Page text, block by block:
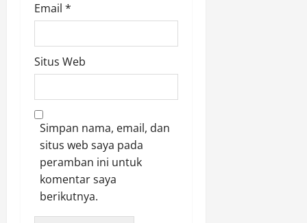
Email *
Situs Web
Simpan nama, email, dan
situs web saya pada
peramban ini untuk
komentar saya
berikutnya.